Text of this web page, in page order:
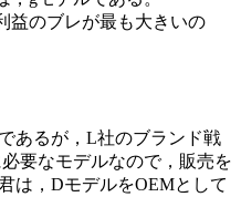
益のブレが最も大きいの
あるが，L社のブランド戦
要なモデルなので，販売を
は，DモデルをOEMとして